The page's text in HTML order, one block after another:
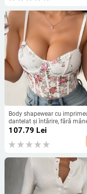
Body shapewear cu
dantelat și întărire, fără
lungime 3/4, poliester,
107.79 Lei